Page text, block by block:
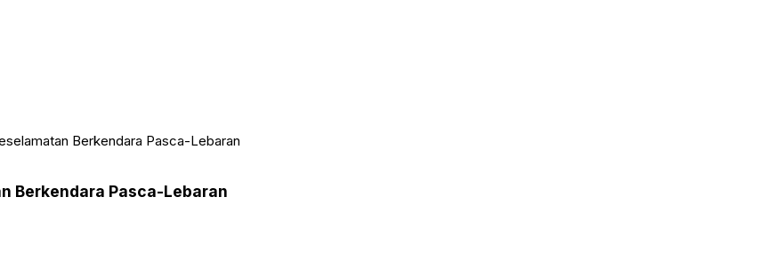
Berkendara Pasca-Lebaran
Berkendara Pasca-Lebaran